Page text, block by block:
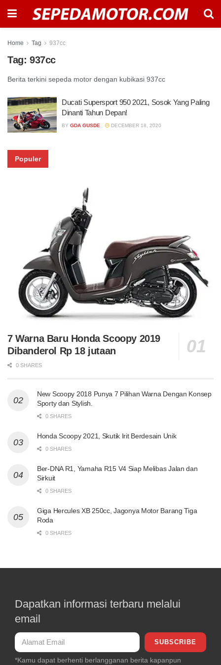
Home Tag 937cc
Tag: 937cc
Berita terkini sepeda motor dengan kubikasi 937cc
Ducati Supersport 950 2021, Sosok Yang Paling
Dinanti Tahun Depan!
BY GDA GUSDE DECEMBER 18, 2020
Populer
7 Warna Baru Honda Scoopy 2019
Dibanderol Rp 18 jutaan
0 SHARES
New Scoopy 2018 Punya 7 Pilihan Warna Dengan Konsep
Sporty dan Stylish.
0 SHARES
Honda Scoopy 2021, Skutik Irit Berdesain Unik
0 SHARES
Ber-DNA R1, Yamaha R15 V4 Siap Melibas Jalan dan
Sirkuit
0 SHARES
Giga Hercules XB 250cc, Jagonya Motor Barang Tiga
Roda
0 SHARES
Dapatkan informasi terbaru melalui
email
*Kamu dapat berhenti berlangganan berita kapanpun